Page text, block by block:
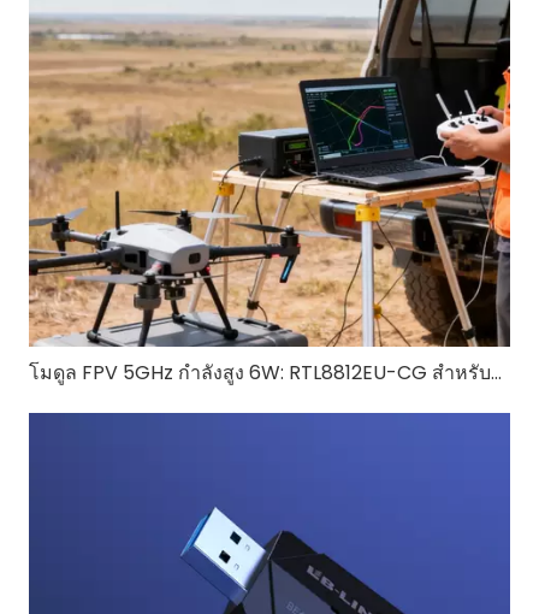
โมดูล FPV 5GHz กำลังสูง 6W: RTL8812EU-CG สำหรับโดรนระยะไกล FPV